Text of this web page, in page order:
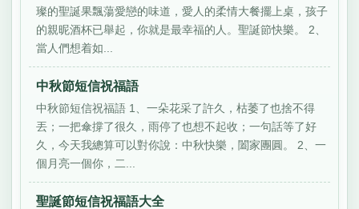
璨的聖誕果飄蕩愛戀的味道，愛人的柔情大餐擺上桌，孩子
的親昵酒杯已舉起，你就是最幸福的人。聖誕節快樂。 2、
當人們想着如...
中秋節短信祝福語
中秋節短信祝福語 1、一朵花采了許久，枯萎了也捨不得
丟；一把傘撐了很久，雨停了也想不起收；一句話等了好
久，今天我總算可以對你說：中秋快樂，闔家團圓。 2、一
個月亮一個你，二...
聖誕節短信祝福語大全